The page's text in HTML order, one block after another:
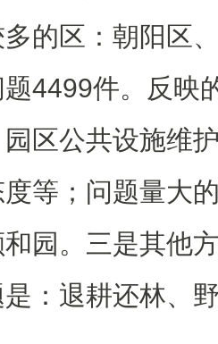
的区：朝阳区
4499件。反映
区公共设施维
等；问题量大
园。三是其他
：退耕还林、